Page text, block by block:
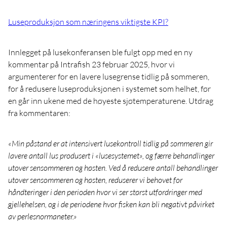
Luseproduksjon som næringens viktigste KPI?
Innlegget på lusekonferansen ble fulgt opp med en ny
kommentar på Intrafish 23 februar 2025, hvor vi
argumenterer for en lavere lusegrense tidlig på sommeren,
for å redusere luseproduksjonen i systemet som helhet, før
en går inn ukene med de høyeste sjøtemperaturene. Utdrag
fra kommentaren:
«Min påstand er at intensivert lusekontroll tidlig på sommeren gir
lavere antall lus produsert i «lusesystemet», og færre behandlinger
utover sensommeren og høsten. Ved å redusere antall behandlinger
utover sensommeren og høsten, reduserer vi behovet for
håndteringer i den perioden hvor vi ser størst utfordringer med
gjellehelsen, og i de periodene hvor fisken kan bli negativt påvirket
av perlesnormaneter.»